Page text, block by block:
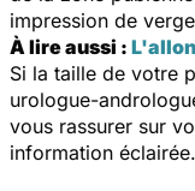
impression de
À lire aussi :
Si la taille de votre
urologue-
vous rassurer sur
information éclairée.